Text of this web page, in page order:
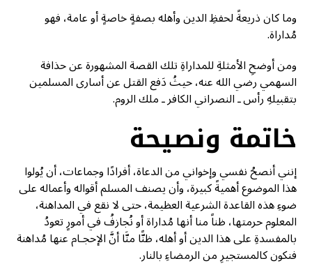
وما كان ذريعةً لحفظِ الدين وأهله بصفةٍ خاصةٍ أو عامة، فهو
مُداراة.
ومن أوضحِ الأمثلةِ للمداراةِ تلك القصة المشهورة عن حذافة
السهمي رضي الله عنه، حيثُ دَفع القتل عن أسارى المسلمين
بتقبيلهِ رأس ـ النصراني الكافر ـ ملك الروم.
خاتمة ونصيحة
إنني أنصحُ نفسي وإخواني من الدعاة، أفرادًا وجماعات، أن يُولوا
هذا الموضوع أهميةً كبيرة، وأن يصنف المسلم أقواله وأعماله على
ضوءِ هذه القاعدة الشرعية العظيمة، حتى لا نقع في المداهنة،
المعلوم حرمتها، ظناً منا أنها مُداراة أو نُجازفُ في أمورٍ تعودُ
بالمفسدةِ على هذا الدين أو أهله، ظنًّا منَّا أنَّ الإحجـام عنها مُداهنة
فنكون كالمستجيرِ من الرمضاءِ بالنار.